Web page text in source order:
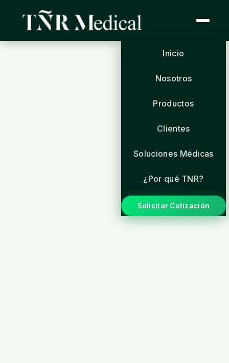
Inicio
Nosotros
Productos
Clientes
Soluciones Médicas
¿Por qué TNR?
Solicitar Cotización